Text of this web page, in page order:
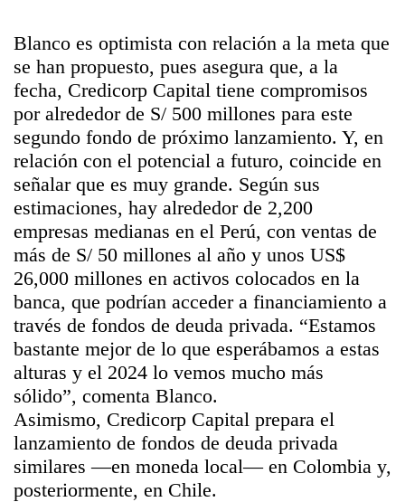
Blanco es optimista con relación a la meta que
se han propuesto, pues asegura que, a la
fecha, Credicorp Capital tiene compromisos
por alrededor de S/ 500 millones para este
segundo fondo de próximo lanzamiento. Y, en
relación con el potencial a futuro, coincide en
señalar que es muy grande. Según sus
estimaciones, hay alrededor de 2,200
empresas medianas en el Perú, con ventas de
más de S/ 50 millones al año y unos US$
26,000 millones en activos colocados en la
banca, que podrían acceder a financiamiento a
través de fondos de deuda privada. “Estamos
bastante mejor de lo que esperábamos a estas
alturas y el 2024 lo vemos mucho más
sólido”, comenta Blanco.
Asimismo, Credicorp Capital prepara el
lanzamiento de fondos de deuda privada
similares —en moneda local— en Colombia y,
posteriormente, en Chile.